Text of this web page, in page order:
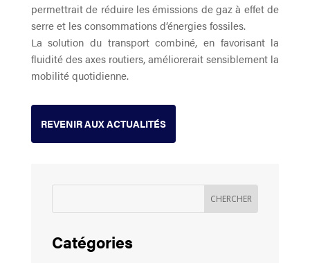
permettrait de réduire les émissions de gaz à effet de
serre et les consommations d’énergies fossiles.
La solution du transport combiné, en favorisant la
fluidité des axes routiers, améliorerait sensiblement la
mobilité quotidienne.
REVENIR AUX ACTUALITÉS
Catégories